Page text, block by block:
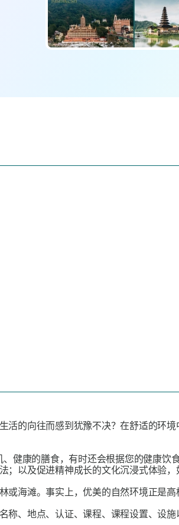
的向往而感到犹豫不决？在舒适的环
健康的膳食，有时还会根据您的健康饮
以及促进精神成长的文化沉浸式体验，
海滩。事实上，优美的自然环境正是
称、地点、认证、课程、课程设置、设施